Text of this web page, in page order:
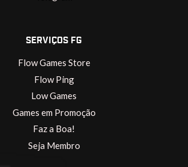
SERVIÇOS FG
Flow Games Store
Flow Ping
Low Games
Games em Promoção
Faz a Boa!
Seja Membro